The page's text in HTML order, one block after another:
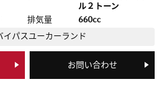
ル２トーン
排気量
660cc
イパスユーカーランド
お問い合わせ